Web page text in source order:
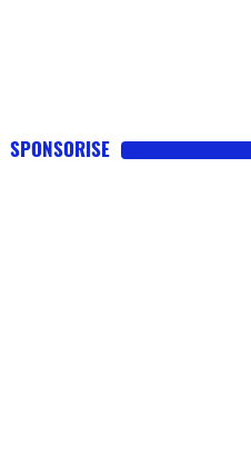
SPONSORISE